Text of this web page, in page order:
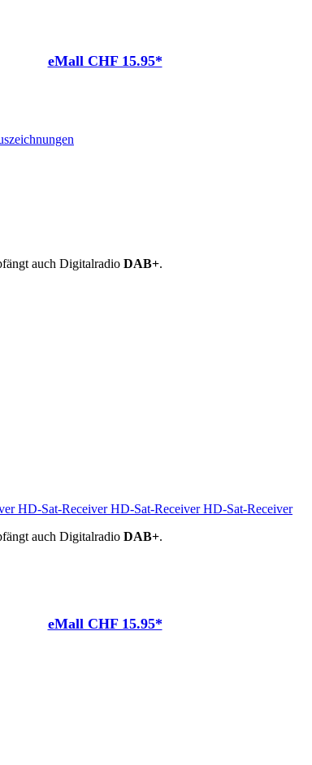
eMall CHF 15.95*
auch Digitalradio DAB+.
auch Digitalradio DAB+.
eMall CHF 15.95*